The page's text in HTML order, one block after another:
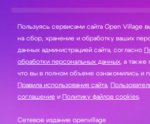
Пользуясь сервисами сайта Open Village
на сбор, хранение и обработку ваших персональных
данных администрацией сайта, согласно
обработки персональных данных, а также
что вы в полном объеме ознакомились и
Правила использования сайта,
соглашение и Политику файлов cookies.
Сетевое издание openvillage